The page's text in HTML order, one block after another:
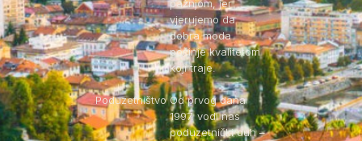
pažnjom, jer
vjerujemo da
dobra moda
počinje kvalitetom
koji traje.
Poduzetništvo Od prvog dana
1997. vodi nas
poduzetnički duh –